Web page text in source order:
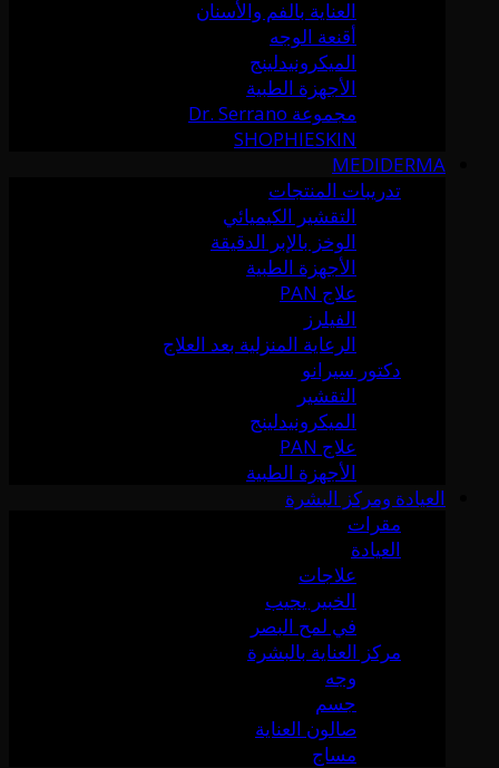
العناية بالفم والأسنان
أقنعة الوجه
الميكرونيدلينج
الأجهزة الطبية
مجموعة Dr. Serrano
SHOPHIESKIN
MEDIDERMA
تدريبات المنتجات
التقشير الكيميائي
الوخز بالإبر الدقيقة
الأجهزة الطبية
علاج PAN
الفيلرز
الرعاية المنزلية بعد العلاج
دكتور سيرانو
التقشير
الميكرونيدلينج
علاج PAN
الأجهزة الطبية
العيادة ومركز البشرة
مقرات
العيادة
علاجات
الخبير يجيب
في لمح البصر
مركز العناية بالبشرة
وجه
جسم
صالون العناية
مساج